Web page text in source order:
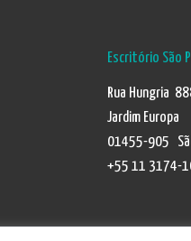
Escritório São
Rua Hungria
Jardim Europa
01455-905
+55 11 3174-